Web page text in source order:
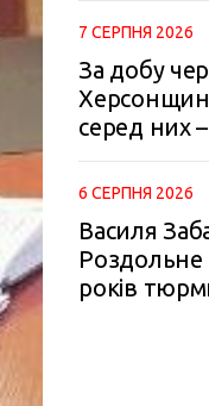
7 СЕРПНЯ 2026
За добу
серед них
6 СЕРПНЯ 2026
Василя
Роздольне
років